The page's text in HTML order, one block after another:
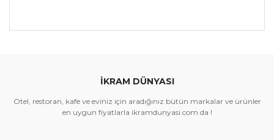
Yorum Yaz
Bu ürünün fiyat bilgisi, resim, ürün açıklamalarında ve
Ürün açıklamasında eksik bilgiler bulunuyor.
İKRAM DÜNYASI
Otel, restoran, kafe ve eviniz için aradığınız bütün markalar ve ürünler
en uygun fiyatlarla ikramdunyasi.com da !